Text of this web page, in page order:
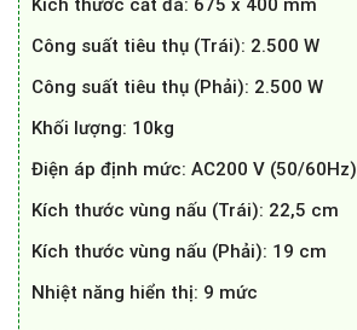
Kích thước cắt đá: 675 x 400 mm
Công suất tiêu thụ (Trái): 2.500 W
Công suất tiêu thụ (Phải): 2.500 W
Khối lượng: 10kg
Điện áp định mức: AC200 V (50/60Hz)
Kích thước vùng nấu (Trái): 22,5 cm
Kích thước vùng nấu (Phải): 19 cm
Nhiệt năng hiển thị: 9 mức